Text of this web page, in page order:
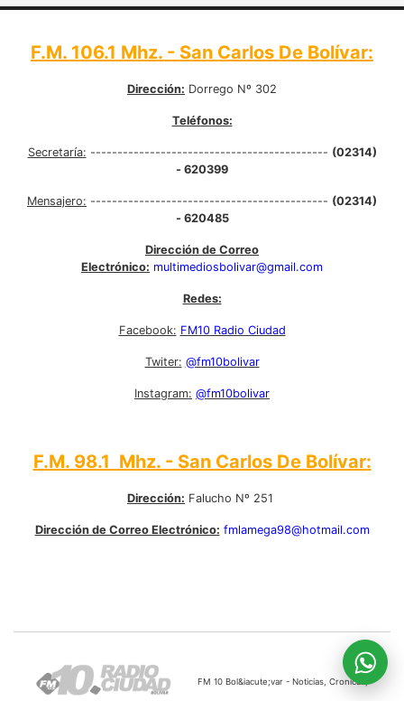
F.M. 106.1 Mhz. - San Carlos De Bolívar:
Dirección: Dorrego Nº 302
Teléfonos:
Secretaría: -------------------------------------------- (02314)
- 620399
Mensajero: -------------------------------------------- (02314)
- 620485
Dirección de Correo
Electrónico: multimediosbolivar@gmail.com
Redes:
Facebook: FM10 Radio Ciudad
Twiter: @fm10bolivar
Instagram: @fm10bolivar
F.M. 98.1 Mhz. - San Carlos De Bolívar:
Dirección: Falucho Nº 251
Dirección de Correo Electrónico: fmlamega98@hotmail.com
FM 10 Bol&iacute;var - Noticias, Cronicas,